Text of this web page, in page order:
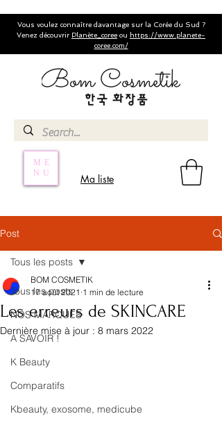
ME
NU
Ma liste
Vous voulez connaître davantage sur la Corée du Sud ?
Venez découvrir Planète_coree ou https://www.planete-
coree.com/
Post
Tous les posts
NOS MARQUES
A SAVOIR !
K Beauty
Comparatifs
Kbeauty, exosome, medicube
Tous les posts
Les erreurs de SKINCARE
BOM COSMETIK
17 août 2021 1 min de lecture
Dernière mise à jour : 8 mars 2022